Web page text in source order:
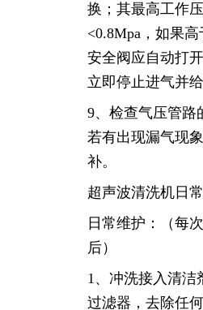
换；其最高工作
<0.8Mpa，如果高
安全阀应自动打
立即停止进气并
9、检查气压管路
若有出现漏气现
补。
超声波清洗机日
日常维护：（每
后）
1、冲洗接入清洁
过滤器，去除任